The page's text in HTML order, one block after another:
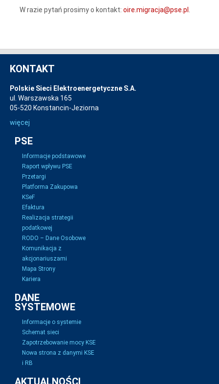
W razie pytań prosimy o kontakt: oire.migracja@pse.pl
KONTAKT
Polskie Sieci Elektroenergetyczne S.A.
ul. Warszawska 165
05-520 Konstancin-Jeziorna
więcej
PSE
Informacje podstawowe
Raport wpływu PSE
Przetargi
Platforma Zakupowa
KSeF
Efaktura
Realizacja strategii
podatkowej
RODO – Dane Osobowe
Komunikacja z
akcjonariuszami
Mapa Strony
Kariera
DANE
SYSTEMOWE
Informacje o systemie
Schemat sieci
Zapotrzebowanie mocy KSE
Nowa strona z danymi KSE
i RB
AKTUALNOŚCI